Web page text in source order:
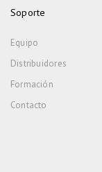
Soporte
Equipo
Distribuidores
Formación
Contacto